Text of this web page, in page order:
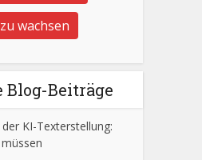
wachsen
Beiträge
KI-Texterstellung: